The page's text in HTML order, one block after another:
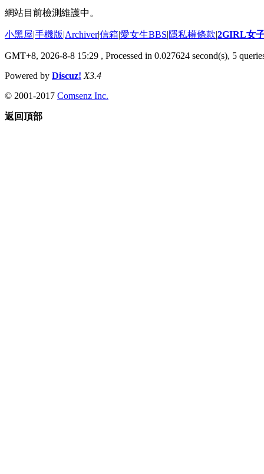
網站目前檢測維護中。
小黑屋|手機版|Archiver|信箱|愛女生BBS|隱私權條款|2GIRL女
GMT+8, 2026-8-8 15:29 , Processed in 0.027624 second(s), 5
Powered by Discuz! X3.4
© 2001-2017 Comsenz Inc.
返回頂部